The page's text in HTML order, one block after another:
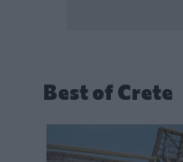
Best of Crete